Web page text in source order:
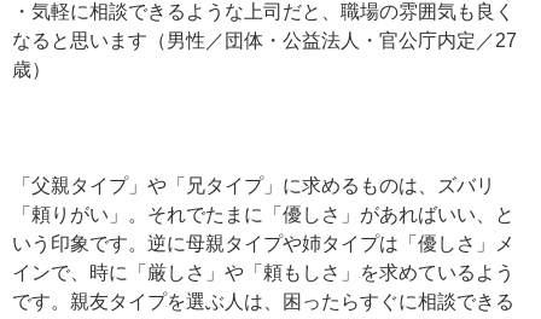
・気軽に相談できるような上司だと、職場の雰囲気も良く
なると思います（男性／団体・公益法人・官公庁内定／27
歳）
「父親タイプ」や「兄タイプ」に求めるものは、ズバリ
「頼りがい」。それでたまに「優しさ」があればいい、と
いう印象です。逆に母親タイプや姉タイプは「優しさ」メ
インで、時に「厳しさ」や「頼もしさ」を求めているよう
です。親友タイプを選ぶ人は、困ったらすぐに相談できる